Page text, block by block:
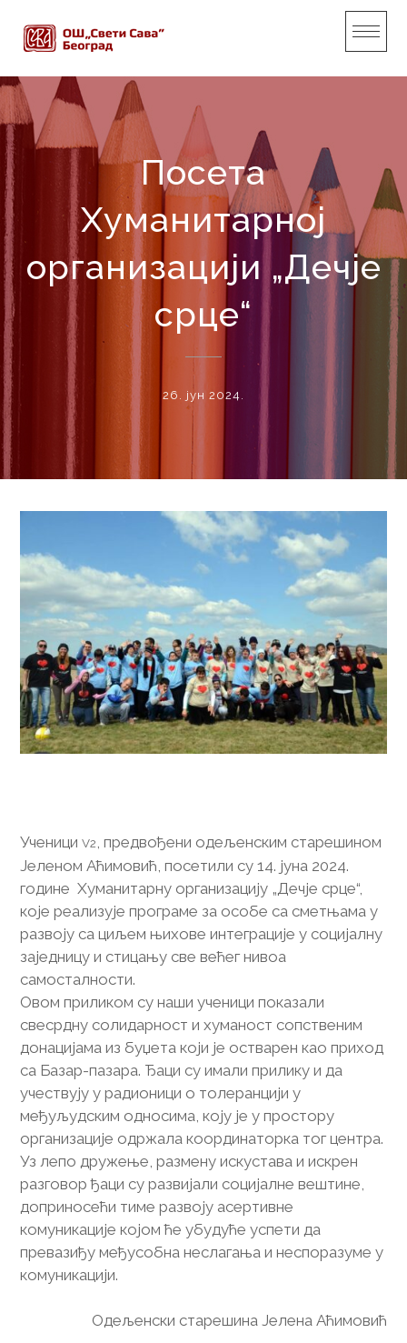
content
Посета
Хуманитарној
организацији „Дечје
срце“
26. јун 2024.
УченициV2 , предвођени одељенским старешином
Јеленом Аћимовић, посетили су 14. јуна 2024.
године Хуманитарну организацију „Дечје срце“,
које реализује програме за особе са сметњама у
развоју са циљем њихове интеграције у социјалну
заједницу и стицању све већег нивоа
самосталности.
Овом приликом су наши ученици показали
свесрдну солидарност и хуманост сопственим
донацијама из буџета који је остварен као приход
са Базар-пазара. Ђаци су имали прилику и да
учествују у радионици о толеранцији у
међуљудским односима, коју је у простору
организације одржала координаторка тог центра.
Уз лепо дружење, размену искустава и искрен
разговор ђаци су развијали социјалне вештине,
доприносећи тиме развоју асертивне
комуникације којом ће убудуће успети да
превазиђу међусобна неслагања и неспоразуме у
комуникацији.
Одељенски старешина Јелена Аћимовић